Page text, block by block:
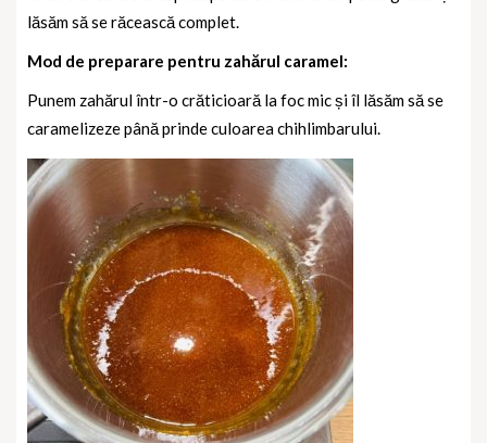
lăsăm să se răcească complet.
Mod de preparare pentru zahărul caramel:
Punem zahărul într-o crăticioară la foc mic și îl lăsăm să se
caramelizeze până prinde culoarea chihlimbarului.